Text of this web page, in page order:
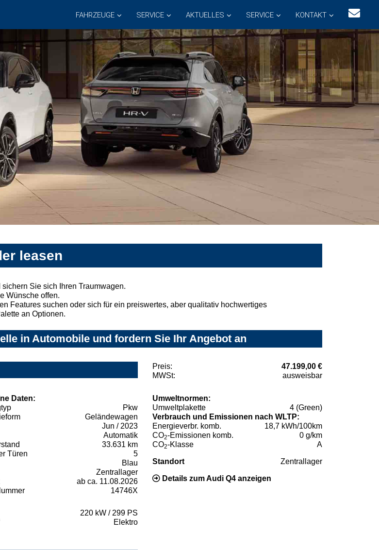
FAHRZEUGE SERVICE AKTUELLES SERVICE KONTAKT
leasen
Sie sich Ihren Traumwagen.
Wünsche offen.
Features suchen oder sich für ein preiswertes, aber qualitativ hochwertiges
an Optionen.
in Automobile und fordern Sie Ihr Angebot an
Preis:
47.199,00 €
MWSt:
ausweisbar
Daten:
Pkw
Geländewagen
Jun / 2023
Automatik
33.631 km
Türen
5
Blau
Zentrallager
ab ca. 11.08.2026
14746X
220 kW / 299 PS
Elektro
Umweltnormen:
Umweltplakette
4 (Green)
Verbrauch und Emissionen nach WLTP:
Energieverbr. komb.
18,7 kWh/100km
CO2-Emissionen komb.
0 g/km
CO2-Klasse A
Standort Zentrallager
Details zum Audi Q4 anzeigen